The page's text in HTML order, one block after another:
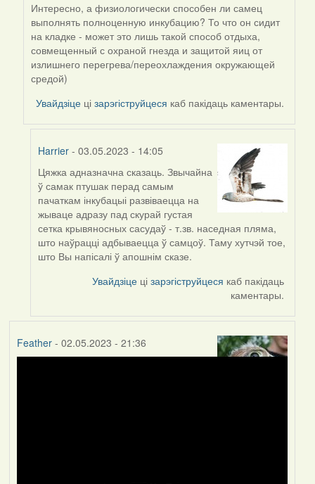
In
reply
to
by
Harrier
Интересно, а физиологически способен ли самец
выполнять полноценную инкубацию? То что он сидит
на кладке - может это лишь такой способ отдыха,
совмещенный с охраной гнезда и защитой яиц от
излишнего перегрева/переохлаждения окружающей
средой)
Увайдзіце цізарэгіструйцеся каб пакідаць каментары.
Harrier- 03.05.2023 - 14:05
In
reply
to
by
ZNR
Цяжка адназначна сказаць. Звычайна
ў самак птушак перад самым
пачаткам інкубацыі развіваецца на
жываце адразу пад скурай густая
сетка крывяносных сасудаў - т.зв. наседная пляма,
што наўрацці адбываецца ў самцоў. Таму хутчэй тое,
што Вы напісалі ў апошнім сказе.
Увайдзіце цізарэгіструйцеся каб пакідаць
каментары.
Feather- 02.05.2023 - 21:36